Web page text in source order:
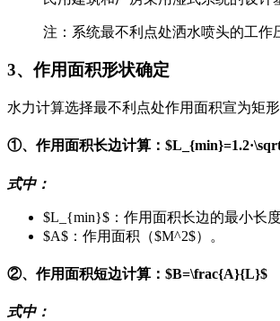
注：系统最不利点处洒水喷头的工作
3、作用面积形状确定
水力计算选择最不利点处作用面积宣为矩
①、作用面积长边计算：
式中：
$L_{min}$：作用面积长边的最小长
$A$：作用面积（$M^2$）。
②、作用面积短边计算：$B=\frac{A}{L}$
式中：